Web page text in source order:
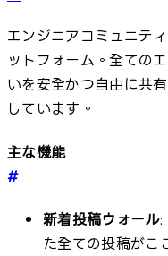
エンジニアコミュニテ
ットフォーム。全ての
いを安全かつ自由に共
しています。
主な機能
#
新着投稿ウォール:
た全ての投稿がこ